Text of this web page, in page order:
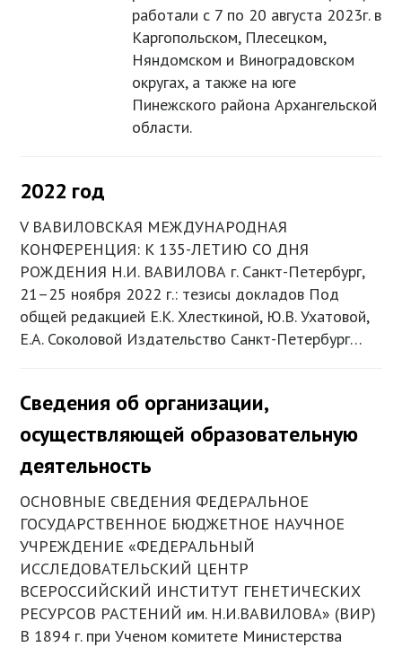
работали с 7 по 20 августа 2023г. в
Каргопольском, Плесецком,
Няндомском и Виноградовском
округах, а также на юге
Пинежского района Архангельской
области.
2022 год
V ВАВИЛОВСКАЯ МЕЖДУНАРОДНАЯ
КОНФЕРЕНЦИЯ: К 135-ЛЕТИЮ СО ДНЯ
РОЖДЕНИЯ Н.И. ВАВИЛОВА г. Санкт-Петербург,
21–25 ноября 2022 г.: тезисы докладов Под
общей редакцией Е.К. Хлесткиной, Ю.В. Ухатовой,
Е.А. Соколовой Издательство Санкт-Петербург…
Сведения об организации,
осуществляющей образовательную
деятельность
ОСНОВНЫЕ СВЕДЕНИЯ ФЕДЕРАЛЬНОЕ
ГОСУДАРСТВЕННОЕ БЮДЖЕТНОЕ НАУЧНОЕ
УЧРЕЖДЕНИЕ «ФЕДЕРАЛЬНЫЙ
ИССЛЕДОВАТЕЛЬСКИЙ ЦЕНТР
ВСЕРОССИЙСКИЙ ИНСТИТУТ ГЕНЕТИЧЕСКИХ
РЕСУРСОВ РАСТЕНИЙ им. Н.И.ВАВИЛОВА» (ВИР)
В 1894 г. при Ученом комитете Министерства